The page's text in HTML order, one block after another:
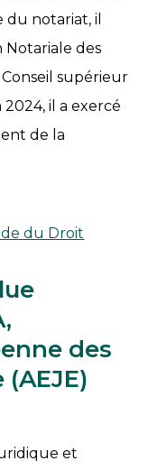
du notariat, il
Notariale des
supérieur
il a exercé
de la
du Droit
des
et